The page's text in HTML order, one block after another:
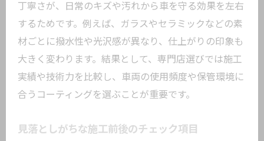
丁寧さが、日常のキズや汚れから車を守る効果を左右
するためです。例えば、ガラスやセラミックなどの素
材ごとに撥水性や光沢感が異なり、仕上がりの印象も
大きく変わります。結果として、専門店選びでは施工
実績や技術力を比較し、車両の使用頻度や保管環境に
合うコーティングを選ぶことが重要です。
見落としがちな施工前後のチェック項目